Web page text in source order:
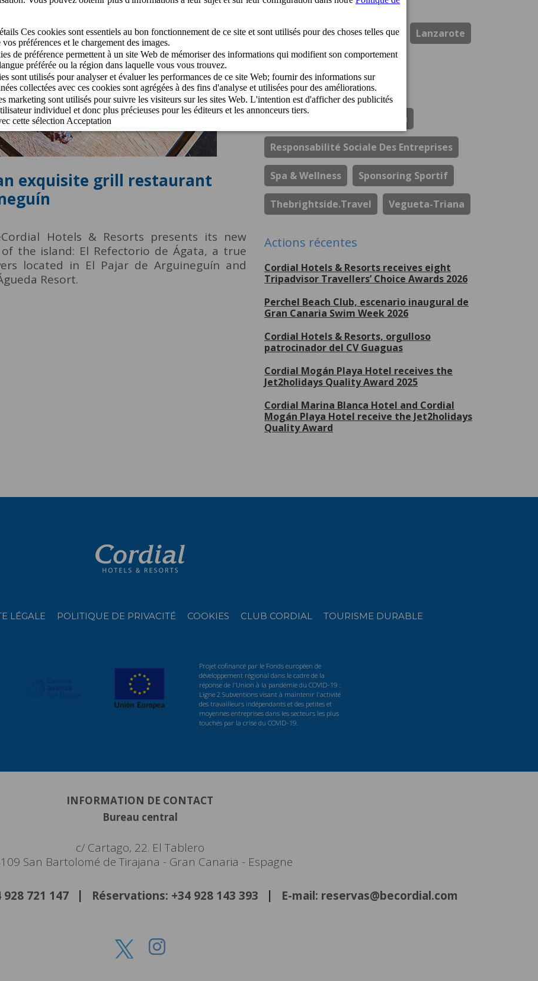
exquisite grill restaurant
Hotels & Resorts presents its new
the island: El Refectorio de Ágata, a true
located in El Pajar de Arguineguín and
Resort.
Hotel Cordial Mogan Playa
Hotel Cordial Vista Acuario Lanzarote
Los Guayres Ouvertures
Perchel Beach Club
Resort Cordial Santa Águeda
Responsabilité Sociale Des Entreprises
Spa & Wellness Sponsoring Sportif
Thebrightside.travel Vegueta-Triana
Actions récentes
Cordial Hotels & Resorts receives eight
Tripadvisor Travellers’ Choice Awards 2026
Perchel Beach Club, escenario inaugural de
Gran Canaria Swim Week 2026
Cordial Hotels & Resorts, orgulloso
patrocinador del CV Guaguas
Cordial Mogán Playa Hotel receives the
Jet2holidays Quality Award 2025
Cordial Marina Blanca Hotel and Cordial
Mogán Playa Hotel receive the Jet2holidays
Quality Award
LÉGALE POLITIQUE DE PRIVACITÉ COOKIES CLUB CORDIAL TOURISME DURABLE
Projet cofinancé par le Fonds européen de
développement régional dans le cadre de la
réponse de l'Union à la pandémie du COVID-19 :
Ligne 2 Subventions visant à maintenir l'activité
des travailleurs indépendants et des petites et
moyennes entreprises dans les secteurs les plus
touchés par la crise du COVID-19.
INFORMATION DE CONTACT
Bureau central
c/ Cartago, 22. El Tablero
San Bartolomé de Tirajana - Gran Canaria - Espagne
928 721 147 Réservations: +34 928 143 393 E-mail: reservas@becordial.com